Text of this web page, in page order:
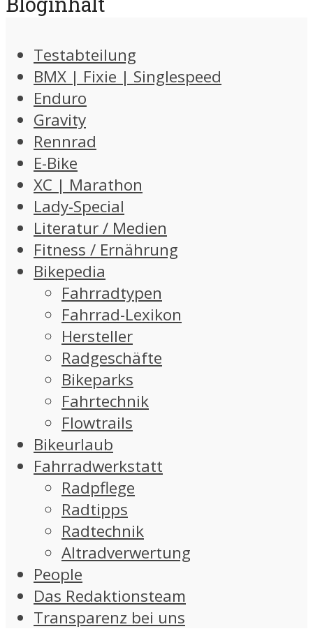
Testabteilung
BMX | Fixie | Singlespeed
Enduro
Gravity
Rennrad
E-Bike
XC | Marathon
Lady-Special
Literatur / Medien
Fitness / Ernährung
Bikepedia
Fahrradtypen
Fahrrad-Lexikon
Hersteller
Radgeschäfte
Bikeparks
Fahrtechnik
Flowtrails
Bikeurlaub
Fahrradwerkstatt
Radpflege
Radtipps
Radtechnik
Altradverwertung
People
Das Redaktionsteam
Transparenz bei uns